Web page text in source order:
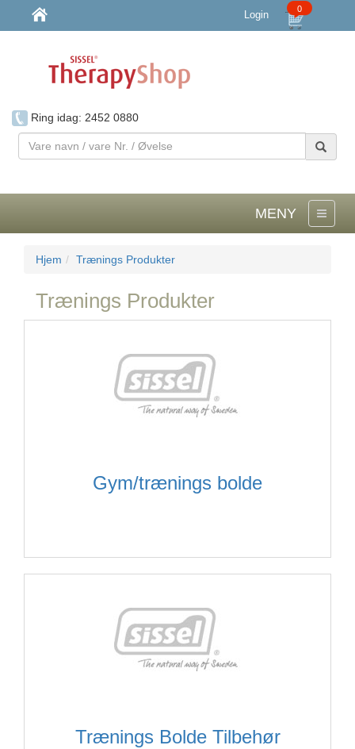
Login 0
Ring idag: 2452 0880
Vare
navn
vare
MENY
Hjem Trænings Produkter
Trænings Produkter
Gym/trænings bolde
Trænings Bolde Tilbehør